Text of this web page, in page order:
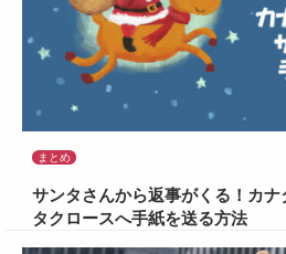
まとめ
サンタさんから返事がくる！カ
タクロースへ手紙を送る方法